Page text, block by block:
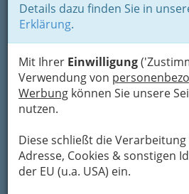
Details dazu finden Sie in
Erklärung.
Mit Ihrer Einwilligung
Verwendung von
Werbung können Sie unsere
nutzen.
Diese schließt die Verarbeitung
Adresse, Cookies & sonstigen
der EU (u.a. USA) ein.
+43 316 422 829 - 0
+43 316 422 829 - 30
0699 / 14 22 82 91
Adresse mit Google Maps